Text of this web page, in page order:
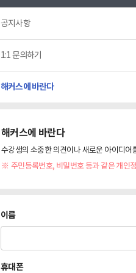
공지사항
1:1 문의하기
해커스에 바란다
해커스에 바란다
수강생의 소중한 의견이나 새로운 아이디어
※ 주민등록번호, 비밀번호 등과 같은 개인
이름
휴대폰